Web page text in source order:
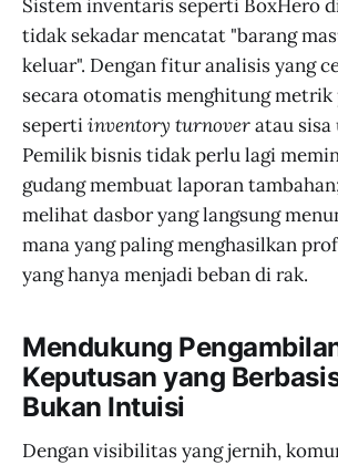
Sistem inventaris seperti BoxHero
tidak sekadar mencatat "barang
keluar". Dengan fitur analisis yang
secara otomatis menghitung
sepertiinventory turnoveratau sisa
Pemilik bisnis tidak perlu lagi
gudang membuat laporan
melihat dasbor yang langsung
mana yang paling menghasilkan
yang hanya menjadi beban di rak.
Mendukung
Keputusan yang
Bukan Intuisi
Dengan visibilitas yang jernih,